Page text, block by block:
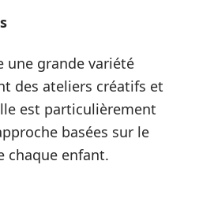
une grande variété
des ateliers créatifs et
est particulièrement
basées sur le
chaque enfant.